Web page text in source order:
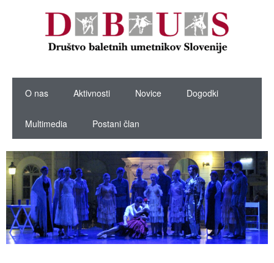
O nas Aktivnosti Novice Dogodki
Multimedia Postani član